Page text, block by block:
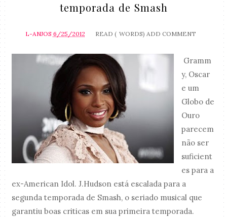
temporada de Smash
L-ANJOS 6/25/2012 READ ( WORDS) ADD COMMENT
Gramm
y, Oscar
e um
Globo de
Ouro
parecem
não ser
suficient
es para a
ex-American Idol.J.Hudson está escalada para a
segunda temporada de Smash, o seriado musical que
garantiu boas criticas em sua primeira temporada.